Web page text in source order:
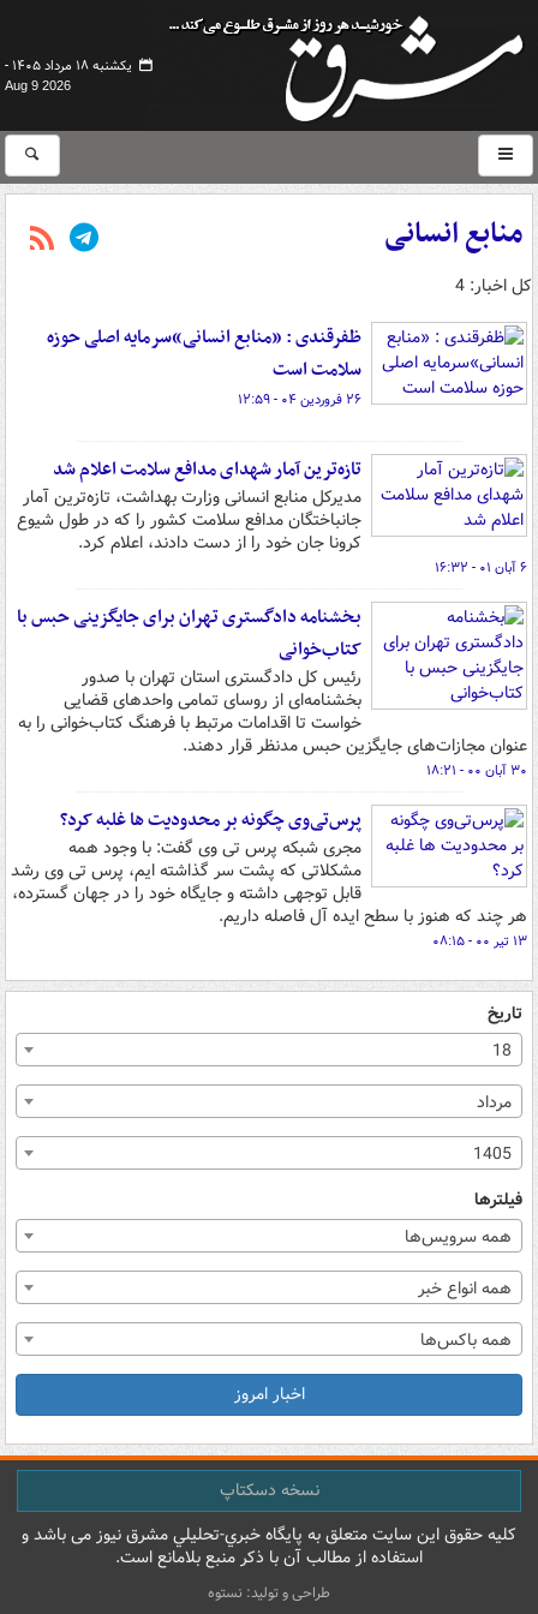
یکشنبه ۱۸ مرداد ۱۴۰۵ -
Aug 9 2026
منابع انسانی
کل اخبار: 4
ظفرقندی : «منابع انسانی»سرمایه اصلی حوزه
سلامت است
۲۶ فروردین ۰۴ - ۱۲:۵۹
تازه‌ترین آمار شهدای مدافع سلامت اعلام شد
مدیرکل منابع انسانی وزارت بهداشت، تازه‌ترین آمار
جانباختگان مدافع سلامت کشور را که در طول شیوع
کرونا جان خود را از دست دادند، اعلام کرد.
۶ آبان ۰۱ - ۱۶:۳۲
بخشنامه دادگستری تهران برای جایگزینی حبس با
کتاب‌خوانی
رئیس کل دادگستری استان تهران با صدور
بخشنامه‌ای از روسای تمامی واحدهای قضایی
خواست تا اقدامات مرتبط با فرهنگ کتاب‌خوانی را به
عنوان مجازات‌های جایگزین حبس مدنظر قرار دهند.
۳۰ آبان ۰۰ - ۱۸:۲۱
پرس‌تی‌وی چگونه بر محدودیت ها غلبه کرد؟
مجری شبکه پرس تی وی گفت: با وجود همه
مشکلاتی که پشت سر گذاشته ایم، پرس تی وی رشد
قابل توجهی داشته و جایگاه خود را در جهان گسترده،
هر چند که هنوز با سطح ایده آل فاصله داریم.
۱۳ تیر ۰۰ - ۰۸:۱۵
تاریخ
18
مرداد
1405
فیلترها
همه سرویس‌ها
همه انواع خبر
همه باکس‌ها
اخبار امروز
نسخه دسکتاپ
کليه حقوق اين سايت متعلق به پایگاه خبري-تحليلي مشرق نيوز می باشد و
استفاده از مطالب آن با ذکر منبع بلامانع است.
طراحی و تولید: نستوه